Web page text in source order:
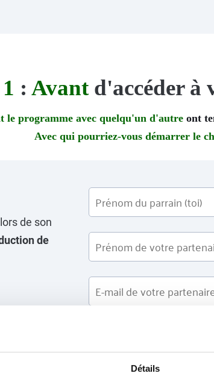
Détails
1 :Avantd'accéder à
le programme avec quelqu'un d'autre ont
Avec qui pourriez-vous démarrer le
lors de son
de